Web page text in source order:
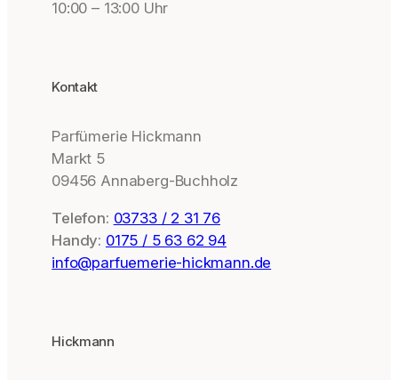
10:00 – 13:00 Uhr
Kontakt
Parfümerie Hickmann
Markt 5
09456 Annaberg-Buchholz
Telefon: 03733 / 2 31 76
Handy: 0175 / 5 63 62 94
info@parfuemerie-hickmann.de
Hickmann